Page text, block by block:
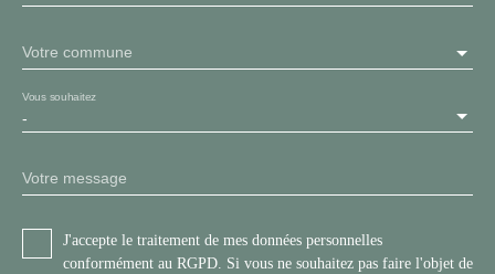
Votre commune
-
Vous souhaitez
Votre message
J'accepte le traitement de mes données personnelles
conformément au RGPD. Si vous ne souhaitez pas faire l'objet de